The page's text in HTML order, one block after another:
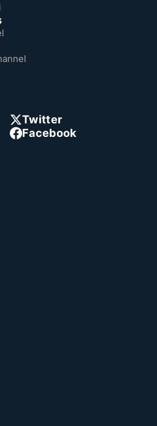
Twitter
Facebook